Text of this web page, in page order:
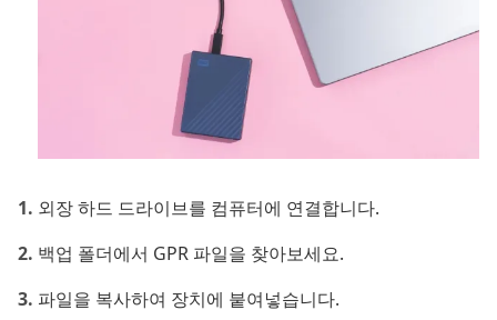
외장 하드 드라이브를 컴퓨터에 연결합니다.
백업 폴더에서 GPR 파일을 찾아보세요.
파일을 복사하여 장치에 붙여넣습니다.